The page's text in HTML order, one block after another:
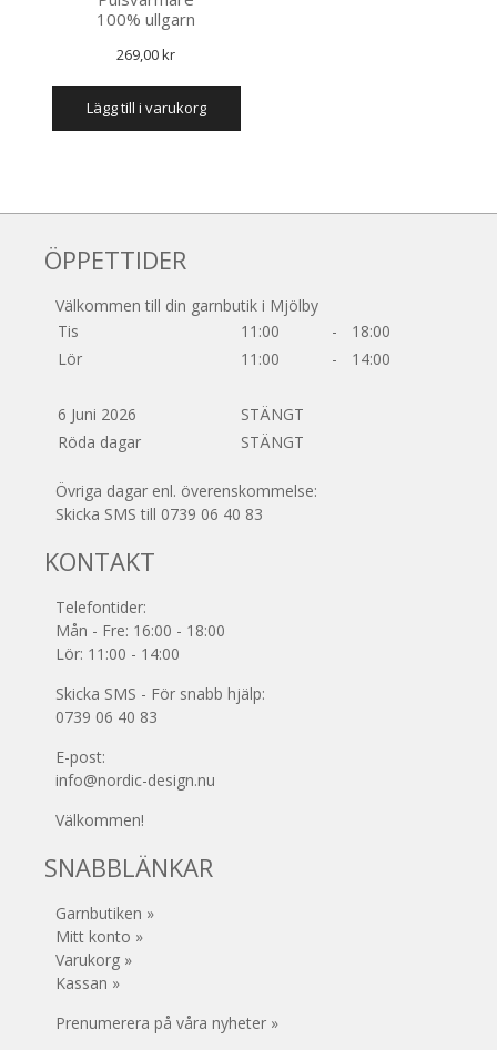
100% ullgarn
269,00kr
lägg till i varukorg
ÖPPETTIDER
Välkommen till din garnbutik i Mjölby
Tis
11:00 -
18:00
Lör
11:00 - 14:00
6 Juni 2026
STÄNGT
Röda dagar
STÄNGT
Övriga dagar enl. överenskommelse:
Skicka SMS till 0739 06 40 83
KONTAKT
Telefontider:
Mån - Fre: 16:00 - 18:00
Lör: 11:00 - 14:00
Skicka SMS - För snabb hjälp:
0739 06 40 83
E-post:
info@nordic-design.nu
Välkommen!
SNABBLÄNKAR
Garnbutiken »
Mitt konto »
Varukorg »
Kassan »
Prenumerera på våra nyheter »